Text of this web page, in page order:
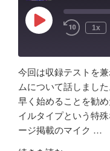
ー
「マ
り
安
い
イ
効
で
リ
ア
ル
Play
Episode 1x
Amazon
RSS
RSS FEED
SHARE
LINK
EMBED
今回は収録テストを
ムについて話しまし
早く始めることを勧
イルタイプという特
ージ掲載のマイク …